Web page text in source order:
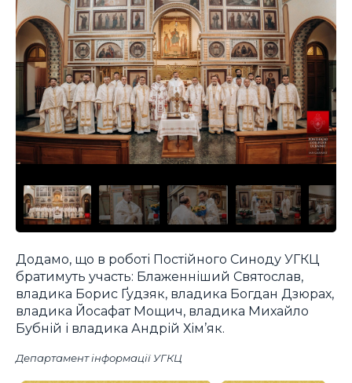
Додамо, що в роботі Постійного Синоду УГКЦ
братимуть участь: Блаженніший Святослав,
владика Борис Ґудзяк, владика Богдан Дзюрах,
владика Йосафат Мощич, владика Михайло
Бубній і владика Андрій Хім’як.
Департамент інформації УГКЦ